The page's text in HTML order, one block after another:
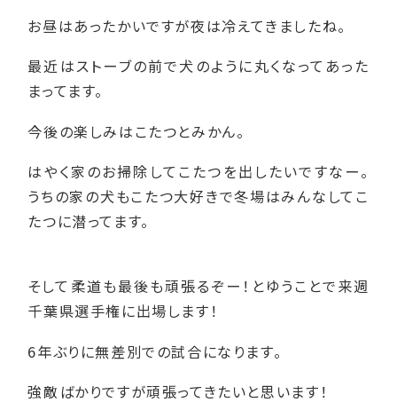
お昼はあったかいですが夜は冷えてきましたね。
最近はストーブの前で犬のように丸くなってあった
まってます。
今後の楽しみはこたつとみかん。
はやく家のお掃除してこたつを出したいですなー。
うちの家の犬もこたつ大好きで冬場はみんなしてこ
たつに潜ってます。
そして柔道も最後も頑張るぞー！とゆうことで来週
千葉県選手権に出場します！
6年ぶりに無差別での試合になります。
強敵ばかりですが頑張ってきたいと思います！